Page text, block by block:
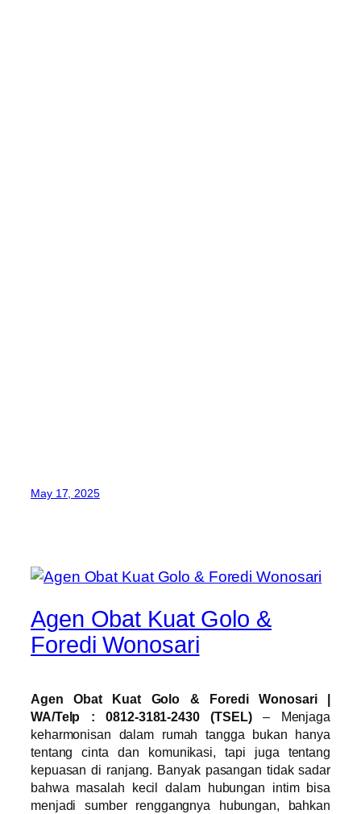
May 17, 2025
Agen Obat Kuat Golo &
Foredi Wonosari
Agen Obat Kuat Golo & Foredi Wonosari |
WA/Telp : 0812-3181-2430 (TSEL)– Menjaga
keharmonisan dalam rumah tangga bukan hanya
tentang cinta dan komunikasi, tapi juga tentang
kepuasan di ranjang. Banyak pasangan tidak sadar
bahwa masalah kecil dalam hubungan intim bisa
menjadi sumber renggangnya hubungan, bahkan